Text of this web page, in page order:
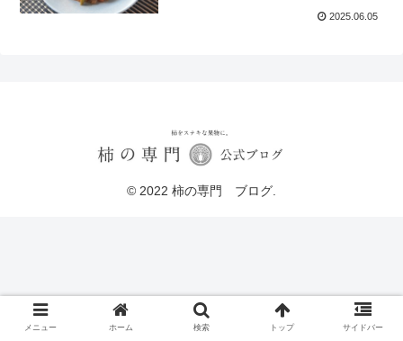
2025.06.05
© 2022 柿の専門 ブログ.
メニュー ホーム 検索 トップ サイドバー